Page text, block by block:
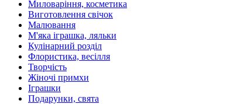
Миловаріння, косметика
Виготовлення свічок
Малювання
М'яка іграшка, ляльки
Кулінарний розділ
Флористика, весілля
Творчість
Жіночі примхи
Іграшки
Подарунки, свята